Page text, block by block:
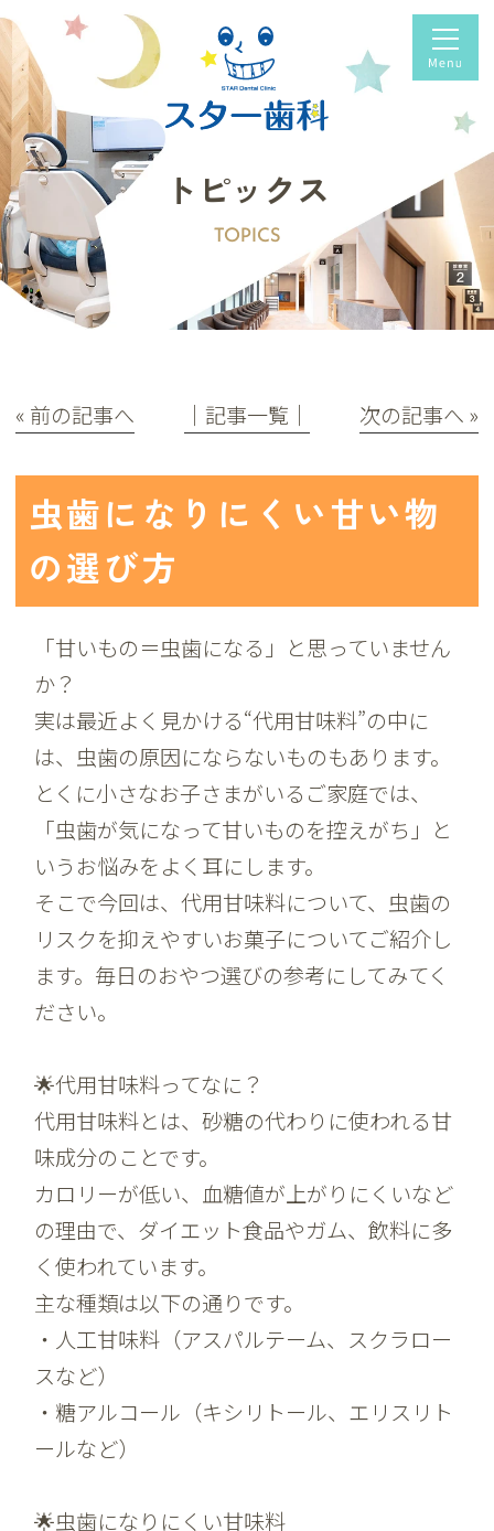
トピックス
TOPICS
« 前の記事へ │記事一覧│ 次の記事へ »
虫歯になりにくい甘い物
の選び方
「甘いもの＝虫歯になる」と思っていません
か？
実は最近よく見かける“代用甘味料”の中に
は、虫歯の原因にならないものもあります。
とくに小さなお子さまがいるご家庭では、
「虫歯が気になって甘いものを控えがち」と
いうお悩みをよく耳にします。
そこで今回は、代用甘味料について、虫歯の
リスクを抑えやすいお菓子についてご紹介し
ます。毎日のおやつ選びの参考にしてみてく
ださい。
🌟代用甘味料ってなに？
代用甘味料とは、砂糖の代わりに使われる甘
味成分のことです。
カロリーが低い、血糖値が上がりにくいなど
の理由で、ダイエット食品やガム、飲料に多
く使われています。
主な種類は以下の通りです。
・人工甘味料（アスパルテーム、スクラロー
スなど）
・糖アルコール（キシリトール、エリスリト
ールなど）
🌟虫歯になりにくい甘味料